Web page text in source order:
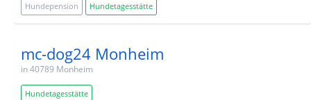
Hundepension Hundetagesstätte
mc-dog24 Monheim
in 40789 Monheim
Hundetagesstätte